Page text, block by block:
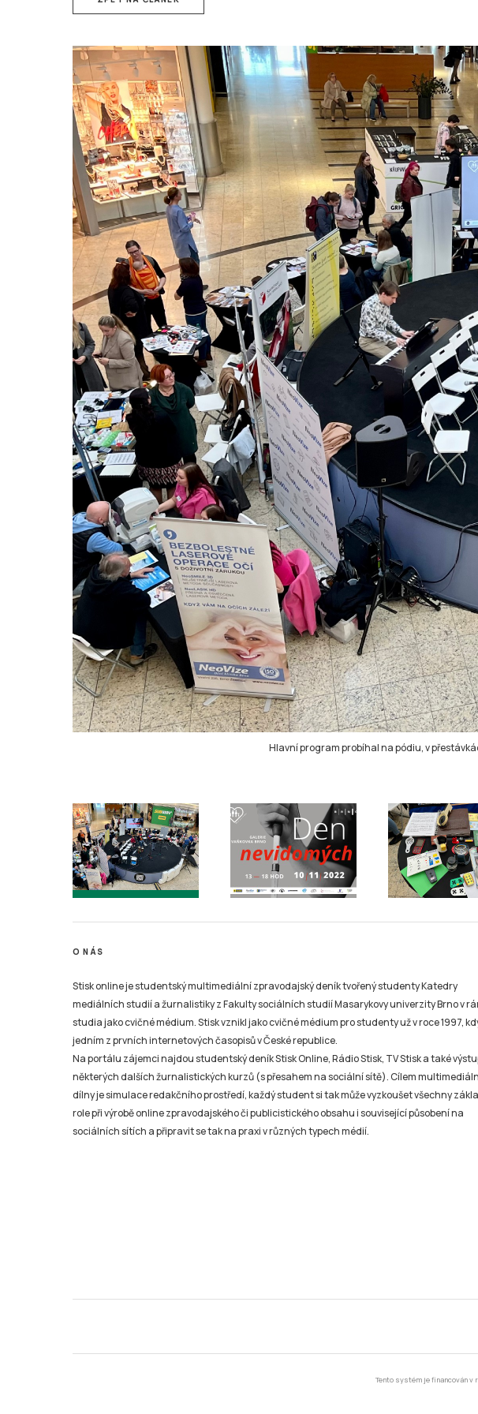
Hlavní program probíhal na pódiu, v
O NÁS
Stisk online je studentský multimediální zpravodajský deník tvořený studenty Katedry
mediálních studií a žurnalistiky z Fakulty sociálních studií Masarykovy univerzity Brno v
studia jako cvičné médium. Stisk vznikl jako cvičné médium pro studenty už v roce 1997,
jedním z prvních internetových časopisů v České republice.
Na portálu zájemci najdou studentský deník Stisk Online, Rádio Stisk, TV Stisk a také
některých dalších žurnalistických kurzů (s přesahem na sociální sítě). Cílem
dílny je simulace redakčního prostředí, každý student si tak může vyzkoušet všechny
role při výrobě online zpravodajského či publicistického obsahu i související působení na
sociálních sítích a připravit se tak na praxi v různých typech médií.
Tento systém je financován